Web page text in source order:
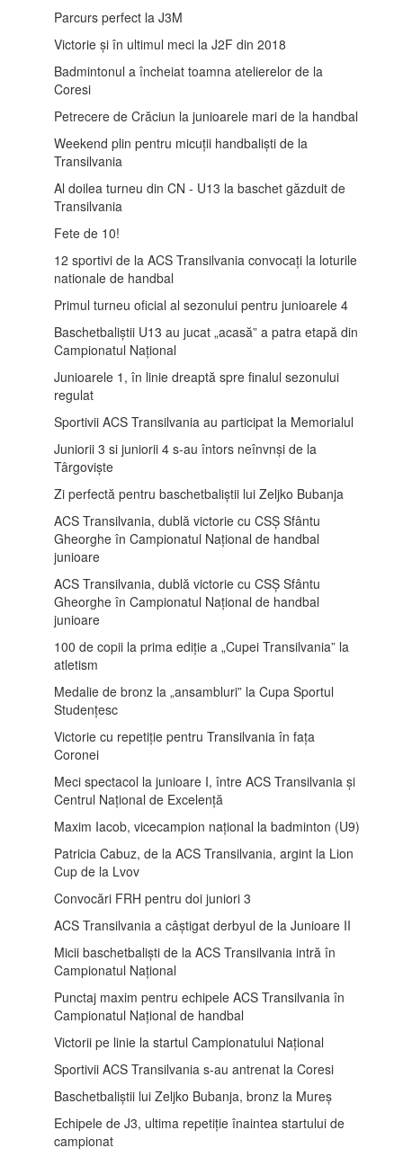
Parcurs perfect la J3M
Victorie și în ultimul meci la J2F din 2018
Badmintonul a încheiat toamna atelierelor de la
Coresi
Petrecere de Crăciun la junioarele mari de la handbal
Weekend plin pentru micuții handbaliști de la
Transilvania
Al doilea turneu din CN - U13 la baschet găzduit de
Transilvania
Fete de 10!
12 sportivi de la ACS Transilvania convocați la loturile
nationale de handbal
Primul turneu oficial al sezonului pentru junioarele 4
Baschetbaliștii U13 au jucat „acasă” a patra etapă din
Campionatul Național
Junioarele 1, în linie dreaptă spre finalul sezonului
regulat
Sportivii ACS Transilvania au participat la Memorialul
Juniorii 3 si juniorii 4 s-au întors neînvnși de la
Târgoviște
Zi perfectă pentru baschetbaliștii lui Zeljko Bubanja
ACS Transilvania, dublă victorie cu CSȘ Sfântu
Gheorghe în Campionatul Național de handbal
junioare
ACS Transilvania, dublă victorie cu CSȘ Sfântu
Gheorghe în Campionatul Național de handbal
junioare
100 de copii la prima ediție a „Cupei Transilvania” la
atletism
Medalie de bronz la „ansambluri” la Cupa Sportul
Studențesc
Victorie cu repetiție pentru Transilvania în fața
Coronei
Meci spectacol la junioare I, între ACS Transilvania și
Centrul Național de Excelență
Maxim Iacob, vicecampion național la badminton (U9)
Patricia Cabuz, de la ACS Transilvania, argint la Lion
Cup de la Lvov
Convocări FRH pentru doi juniori 3
ACS Transilvania a câștigat derbyul de la Junioare II
Micii baschetbaliști de la ACS Transilvania intră în
Campionatul Național
Punctaj maxim pentru echipele ACS Transilvania în
Campionatul Național de handbal
Victorii pe linie la startul Campionatului Național
Sportivii ACS Transilvania s-au antrenat la Coresi
Baschetbaliștii lui Zeljko Bubanja, bronz la Mureș
Echipele de J3, ultima repetiție înaintea startului de
campionat